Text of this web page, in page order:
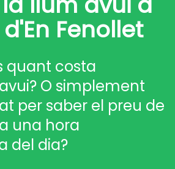
Fenollet
quant costa
O simplement
per saber el preu de
una hora
del dia?